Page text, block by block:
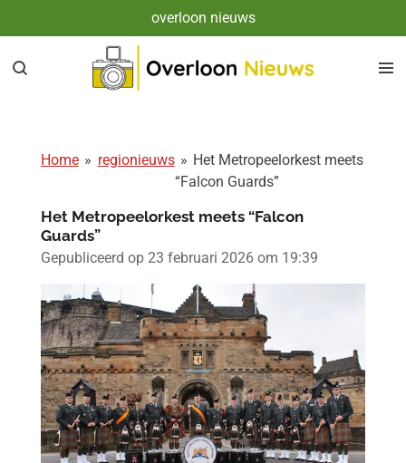
direct
naar
overloon nieuws
Home » regionieuws » Het Metropeelorkest meets
“Falcon Guards”
Het Metropeelorkest meets “Falcon
Guards”
Gepubliceerd op 23 februari 2026 om 19:39